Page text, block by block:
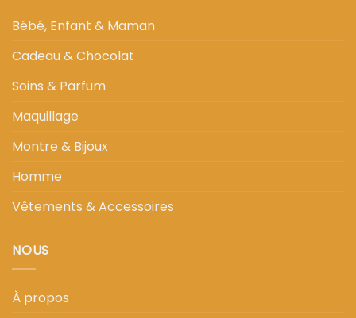
Bébé, Enfant & Maman
Cadeau & Chocolat
Soins & Parfum
Maquillage
Montre & Bijoux
Homme
Vêtements & Accessoires
NOUS
À propos